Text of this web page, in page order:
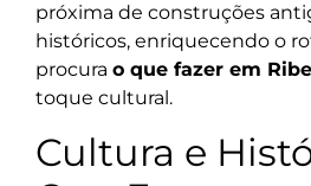
próxima de construções
históricos, enriquecendo o
procura o que fazer em
toque cultural.
Cultura e